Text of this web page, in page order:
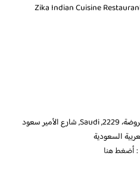
: وادي النخل، الروضة، حي الروضة، 2229, Saudi, شارع الأمير سعود
:أضغط هنا